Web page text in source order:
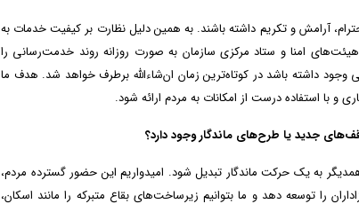
آرامش و تکریم داشته باشند. به همین دلیل نظارت بر کیفیت خدمات به
امنا و ستاد مرکزی سازمان به صورت روزانه روند خدمت‌رسانی را
داشته باشد در کوتاه‌ترین زمان ان‌شاءالله برطرف خواهد شد. هدف ما
با استفاده درست از امکانات به مردم ارائه شود.
جدید یا طرح‌های ماندگار وجود دارد؟
به یک حرکت ماندگار تبدیل شود. امیدواریم این حضور گسترده مردم،
را توسعه دهد و ما بتوانیم زیرساخت‌های بقاع متبرکه را مانند اسکان،